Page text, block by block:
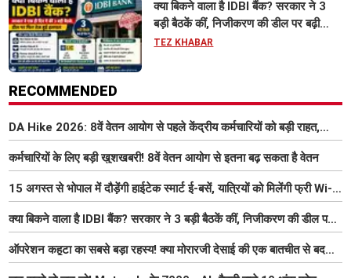
क्या बिकने वाला है IDBI बैंक? सरकार ने 3
बड़ी बैठकें कीं, निजीकरण की डील पर बढ़ी
हलचल
TEZ KHABAR
RECOMMENDED
DA Hike 2026: 8वें वेतन आयोग से पहले केंद्रीय कर्मचारियों को बड़ी राहत,
महंगाई भत्ता 63% होने की संभावना
कर्मचारियों के लिए बड़ी खुशखबरी! 8वें वेतन आयोग से इतना बढ़ सकता है वेतन
15 अगस्त से भोपाल में दौड़ेंगी हाईटेक स्मार्ट ई-बसें, यात्रियों को मिलेंगी फ्री Wi-
Fi समेत आधुनिक सुविधा
क्या बिकने वाला है IDBI बैंक? सरकार ने 3 बड़ी बैठकें कीं, निजीकरण की डील पर
बढ़ी हलचल
ऑपरेशन कहूटा का सबसे बड़ा रहस्य! क्या मोरारजी देसाई की एक बातचीत से बदल
गया था भारत का गुप्त मिशन?